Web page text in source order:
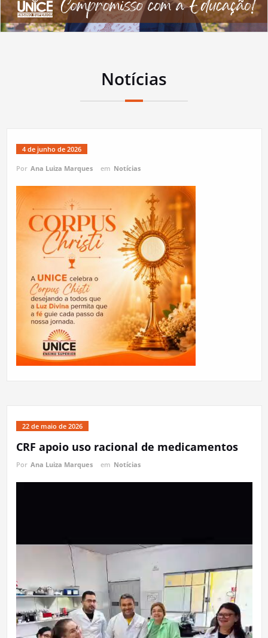
Notícias
4 de junho de 2026
Por Ana Luiza Marques em Notícias
22 de maio de 2026
CRF apoio uso racional de medicamentos
Por Ana Luiza Marques em Notícias